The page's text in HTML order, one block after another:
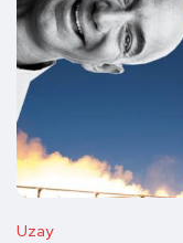
Uzay